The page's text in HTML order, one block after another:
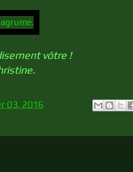
vôtre !
03, 2016